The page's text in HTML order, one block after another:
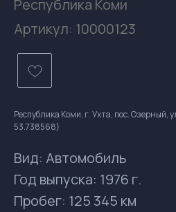
Республика Коми
Артикул: 10000123
Республика Коми, г. Ухта, пос. Озерный,
53.738568)
Вид: Автомобиль
Год выпуска: 1976 г.
Пробег: 125 345 км